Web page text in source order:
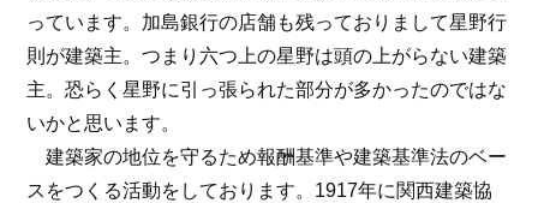
っています。加島銀行の店舗も残っておりまして星野行
則が建築主。つまり六つ上の星野は頭の上がらない建築
主。恐らく星野に引っ張られた部分が多かったのではな
いかと思います。
建築家の地位を守るため報酬基準や建築基準法のベー
スをつくる活動をしております。1917年に関西建築協